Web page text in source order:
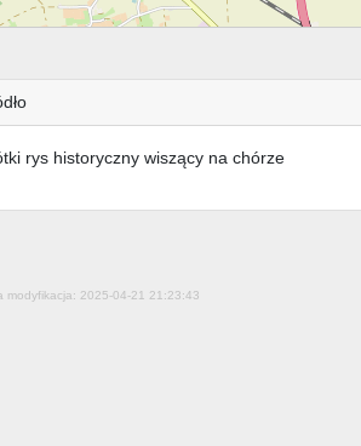
rys historyczny wiszący na chórze
modyfikacja: 2025-04-21 21:23:43